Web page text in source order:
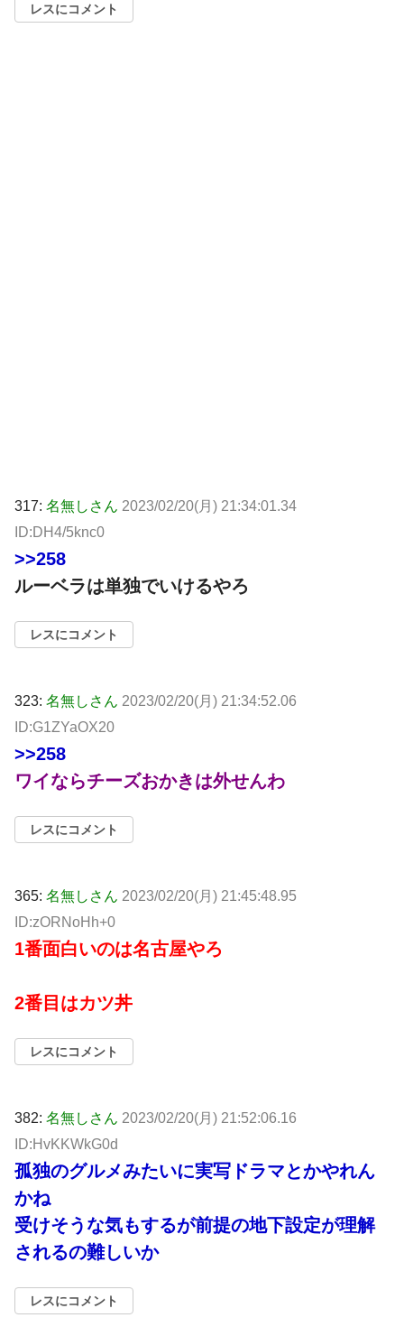
レスにコメント
317: 名無しさん 2023/02/20(月) 21:34:01.34
ID:DH4/5knc0
>>258
ルーベラは単独でいけるやろ
レスにコメント
323: 名無しさん 2023/02/20(月) 21:34:52.06
ID:G1ZYaOX20
>>258
ワイならチーズおかきは外せんわ
レスにコメント
365: 名無しさん 2023/02/20(月) 21:45:48.95
ID:zORNoHh+0
1番面白いのは名古屋やろ
2番目はカツ丼
レスにコメント
382: 名無しさん 2023/02/20(月) 21:52:06.16
ID:HvKKWkG0d
孤独のグルメみたいに実写ドラマとかやれん
かね
受けそうな気もするが前提の地下設定が理解
されるの難しいか
レスにコメント